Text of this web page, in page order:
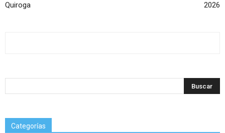
Quiroga
2026
Categorías